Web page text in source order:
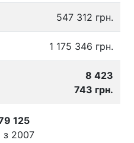
547 312 грн.
1 175 346 грн.
8 423
743 грн.
125
з 2007